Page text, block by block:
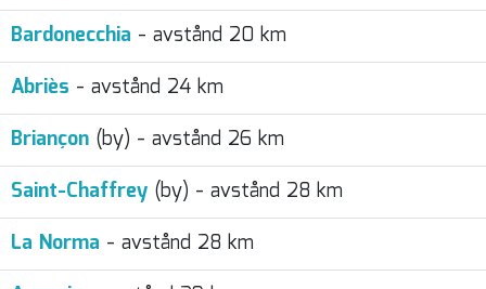
Bardonecchia - avstånd 20 km
Abriès - avstånd 24 km
Briançon (by) - avstånd 26 km
Saint-Chaffrey (by) - avstånd 28 km
La Norma - avstånd 28 km